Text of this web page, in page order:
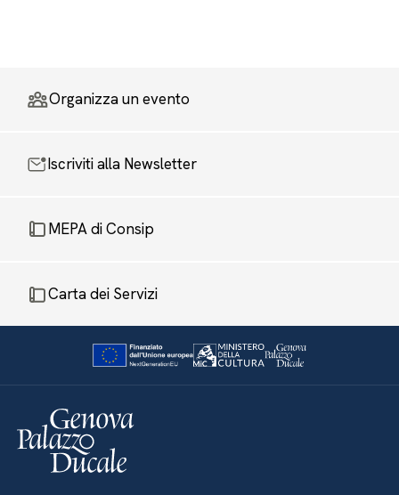
Organizza un evento
Iscriviti alla Newsletter
MEPA di Consip
Carta dei Servizi